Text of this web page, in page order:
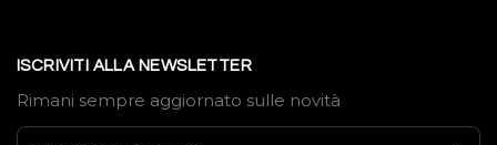
ISCRIVITI ALLA NEWSLETTER
Rimani sempre aggiornato sulle novità